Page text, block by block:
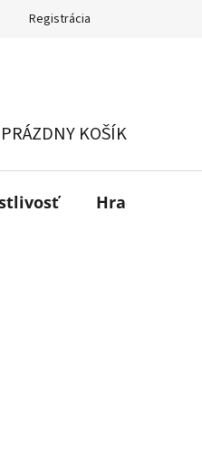
Registrácia
PRÁZDNY KOŠÍK
Hračky